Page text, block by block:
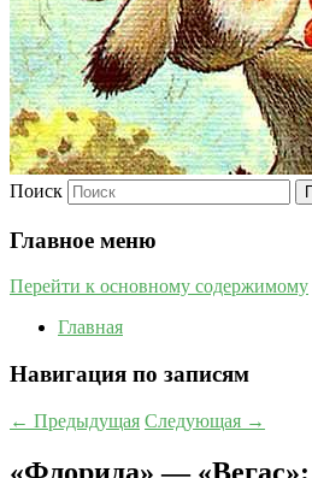
Поиск
Главное меню
Перейти к основному содержимому
Главная
Навигация по записям
← Предыдущая Следующая →
«Флорида» —